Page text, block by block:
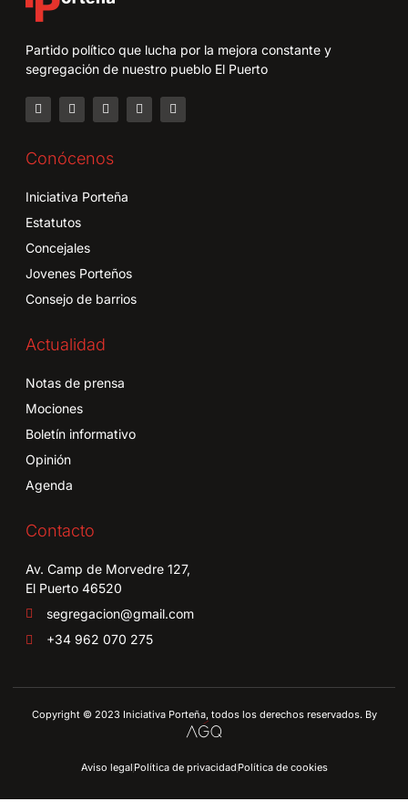
Partido político que lucha por la mejora constante y
segregación de nuestro pueblo El Puerto
Conócenos
Iniciativa Porteña
Estatutos
Concejales
Jovenes Porteños
Consejo de barrios
Actualidad
Notas de prensa
Mociones
Boletín informativo
Opinión
Agenda
Contacto
Av. Camp de Morvedre 127,
El Puerto 46520
segregacion@gmail.com
+34 962 070 275
Copyright © 2023 Iniciativa Porteña, todos los derechos reservados. By
Aviso legalPolítica de privacidadPolítica de cookies